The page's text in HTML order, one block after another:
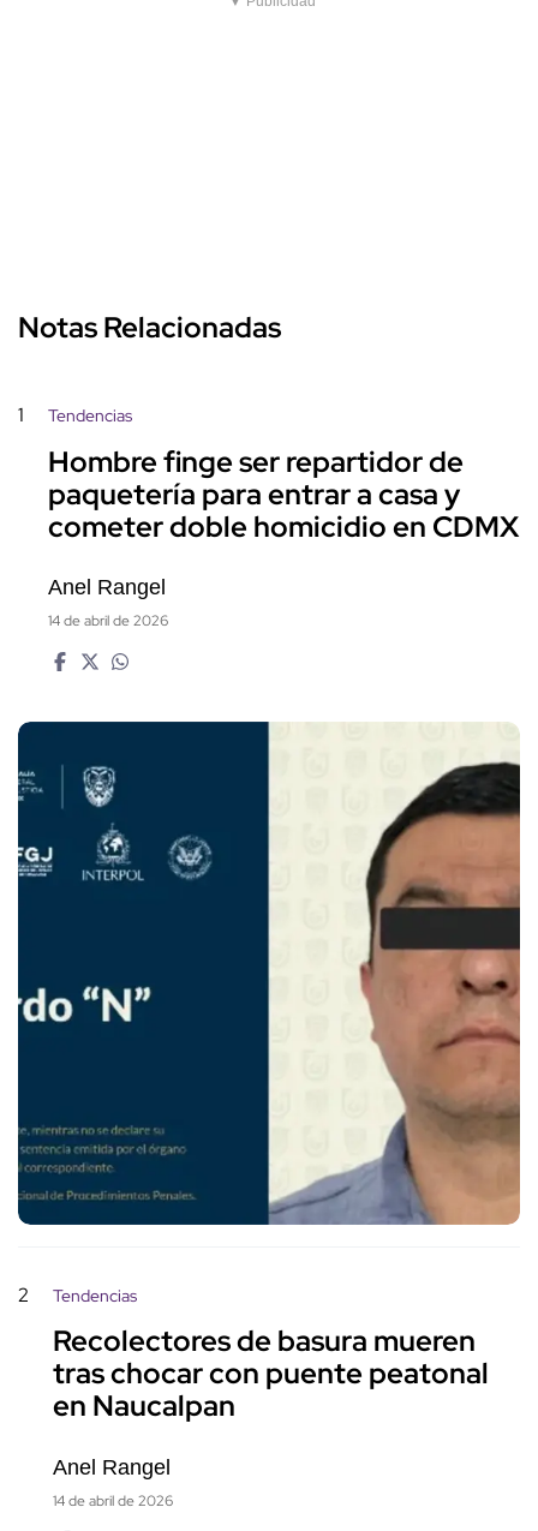
Notas Relacionadas
1 Tendencias
Hombre finge ser repartidor de
paquetería para entrar a casa y
cometer doble homicidio en CDMX
Anel Rangel
14 de abril de 2026
2 Tendencias
Recolectores de basura mueren
tras chocar con puente peatonal
en Naucalpan
Anel Rangel
14 de abril de 2026